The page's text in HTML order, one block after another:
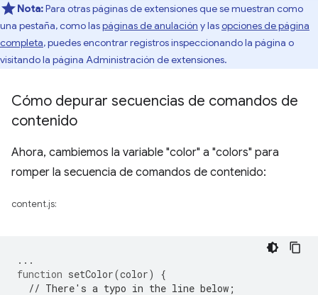
Nota:Para otras páginas de extensiones que se muestran como
una pestaña, como laspáginas de anulación y lasopciones de página
completa, puedes encontrar registros inspeccionando la página o
visitando la página Administración de extensiones.
Cómo depurar secuencias de comandos de
contenido
Ahora, cambiemos la variable "color" a "colors" para
romper la secuencia de comandos de contenido:
content.js:
...
function setColor(color)
{
// There's a typo in the line below;